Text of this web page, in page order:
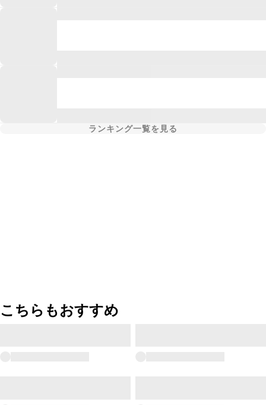
ランキング一覧を見る
こちらもおすすめ